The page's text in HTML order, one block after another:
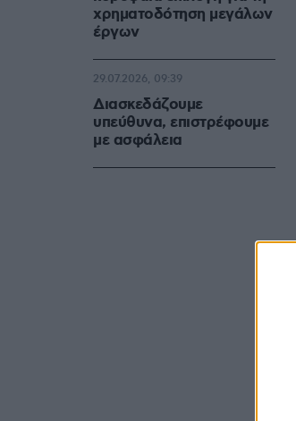
χρηματοδότηση μεγάλων
έργων
Διασκεδάζουμε
υπεύθυνα, επιστρέφουμε
με ασφάλεια
29.07.2026, 09:39